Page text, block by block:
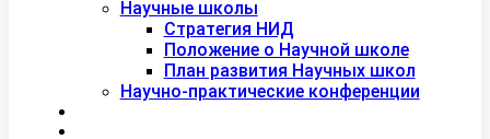
Научные школы
Стратегия НИД
Положение о Научной школе
План развития Научных школ
Научно-практические конференции